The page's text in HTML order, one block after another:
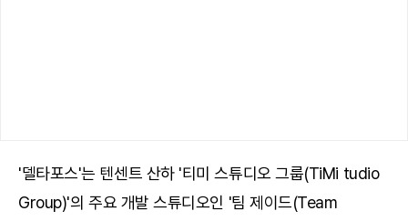
'델타포스'는 텐센트 산하 '티미 스튜디오 그룹(TiMi tudio
Group)'의 주요 개발 스튜디오인 '팀 제이드(Team